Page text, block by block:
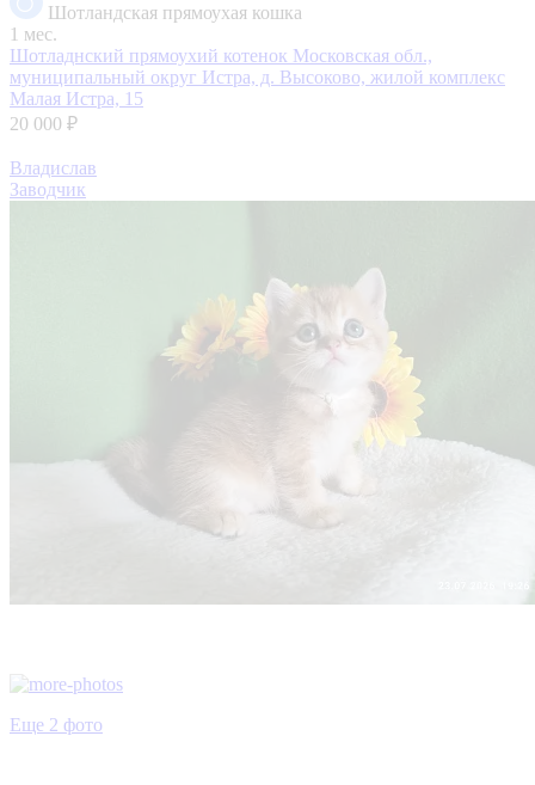
Шотландская прямоухая кошка
1 мес.
Шотладнский прямоухий котенок Московская обл.,
муниципальный округ Истра, д. Высоково, жилой комплекс
Малая Истра, 15
20 000 ₽
Владислав
Заводчик
Еще 2 фото